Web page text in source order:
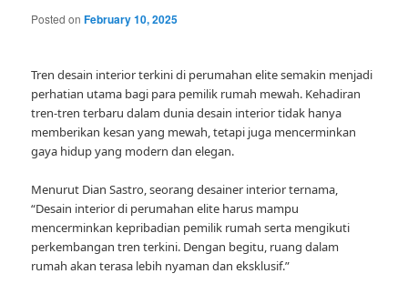
Posted onFebruary 10, 2025
Tren desain interior terkini di perumahan elite semakin menjadi
perhatian utama bagi para pemilik rumah mewah. Kehadiran
tren-tren terbaru dalam dunia desain interior tidak hanya
memberikan kesan yang mewah, tetapi juga mencerminkan
gaya hidup yang modern dan elegan.
Menurut Dian Sastro, seorang desainer interior ternama,
“Desain interior di perumahan elite harus mampu
mencerminkan kepribadian pemilik rumah serta mengikuti
perkembangan tren terkini. Dengan begitu, ruang dalam
rumah akan terasa lebih nyaman dan eksklusif.”